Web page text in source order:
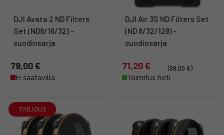
DJI Avata 2 ND Filters
Set (ND8/16/32) -
suodinsarja
79,00 €
Ei saatavilla
DJI Air 3S ND Filters Set
(ND 8/32/128) -
suodinsarja
71,20 €
(89,00 €)
Toimitus heti
TARJOUS